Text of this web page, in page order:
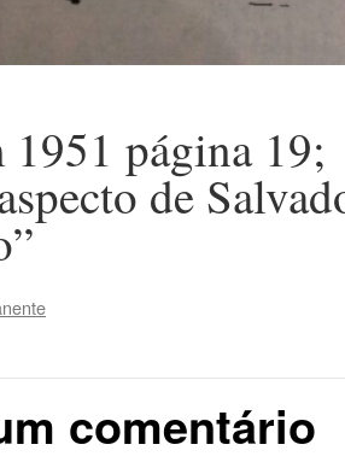
página 19;
de
comentário